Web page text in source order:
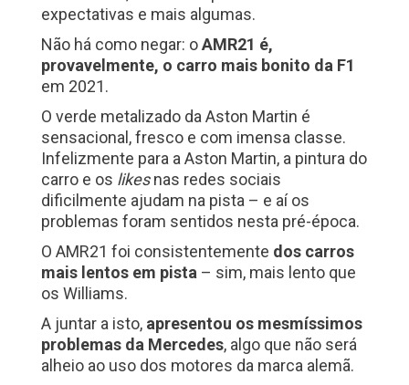
expectativas e mais algumas.
Não há como negar: oAMR21 é,
provavelmente, o carro mais bonito da F1
em 2021.
O verde metalizado da Aston Martin é
sensacional, fresco e com imensa classe.
Infelizmente para a Aston Martin, a pintura do
carro e os likesnas redes sociais
dificilmente ajudam na pista – e aí os
problemas foram sentidos nesta pré-época.
O AMR21 foi consistentemente dos carros
mais lentos em pista – sim, mais lento que
os Williams.
A juntar a isto, apresentou os mesmíssimos
problemas da Mercedes, algo que não será
alheio ao uso dos motores da marca alemã.